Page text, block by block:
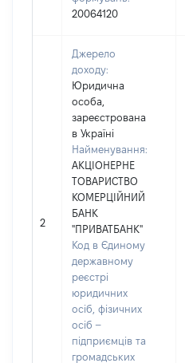
20064120
2
Джерело
доходу:
Юридична
особа,
зареєстрована
в Україні
Найменування:
АКЦІОНЕРНЕ
ТОВАРИСТВО
КОМЕРЦІЙНИЙ
БАНК
"ПРИВАТБАНК"
Код в Єдиному
державному
реєстрі
юридичних
осіб, фізичних
осіб –
підприємців та
громадських